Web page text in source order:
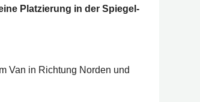
Platzierung in der Spiegel-
Van in Richtung Norden und